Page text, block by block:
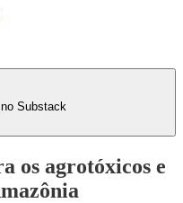
Substack
os agrotóxicos e